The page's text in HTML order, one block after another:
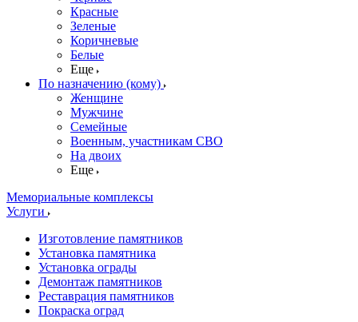
Красные
Зеленые
Коричневые
Белые
Еще
По назначению (кому)
Женщине
Мужчине
Семейные
Военным, участникам СВО
На двоих
Еще
Мемориальные комплексы
Услуги
Изготовление памятников
Установка памятника
Установка ограды
Демонтаж памятников
Реставрация памятников
Покраска оград